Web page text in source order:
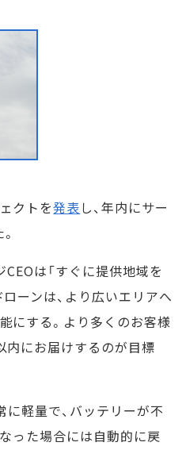
クトを発表し、年内にサー
は「すぐに提供地域を
ローンは、より広いエリアへ
にする。より多くのお客様
内にお届けするのが目標
軽量で、バッテリーが不
った場合には自動的に戻